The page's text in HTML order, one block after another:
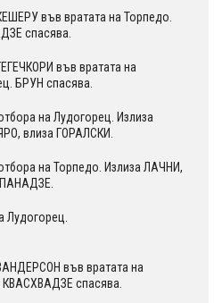
във вратата на Торпедо.
спасява.
във вратата на
БРУН спасява.
на Лудогорец. Излиза
влиза ГОРАЛСКИ.
на Торпедо. Излиза ЛАЧНИ,
Лудогорец.
във вратата на
спасява.